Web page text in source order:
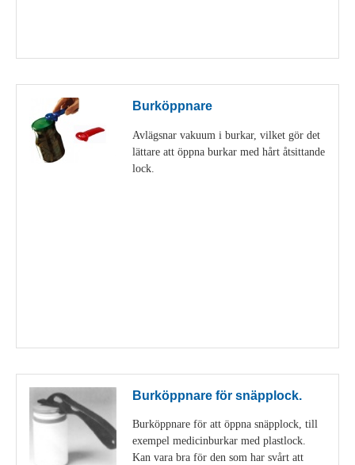
Burköppnare
Avlägsnar vakuum i burkar, vilket gör det
lättare att öppna burkar med hårt åtsittande
lock.
Burköppnare för snäpplock.
Burköppnare för att öppna snäpplock, till
exempel medicinburkar med plastlock.
Kan vara bra för den som har svårt att